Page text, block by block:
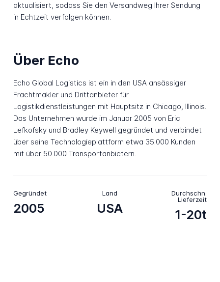
aktualisiert, sodass Sie den Versandweg Ihrer Sendung
in Echtzeit verfolgen können.
Über Echo
Echo Global Logistics ist ein in den USA ansässiger
Frachtmakler und Drittanbieter für
Logistikdienstleistungen mit Hauptsitz in Chicago, Illinois.
Das Unternehmen wurde im Januar 2005 von Eric
Lefkofsky und Bradley Keywell gegründet und verbindet
über seine Technologieplattform etwa 35.000 Kunden
mit über 50.000 Transportanbietern.
Gegründet
2005
Land
USA
Durchschn.
Lieferzeit
1-20t